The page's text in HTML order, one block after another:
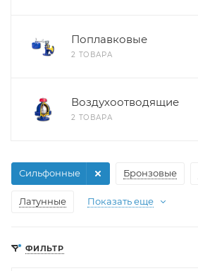
Поплавковые
2 ТОВАРА
Воздухоотводящие
2 ТОВАРА
Бронзовые
Латунные
Сильфонные
Показать еще
ФИЛЬТР